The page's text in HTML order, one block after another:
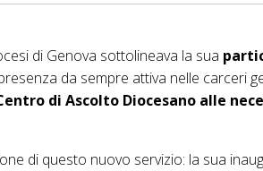
di Genova sottolineava la sua
da sempre attiva nelle carceri
di Ascolto Diocesano alle
di questo nuovo servizio: la sua